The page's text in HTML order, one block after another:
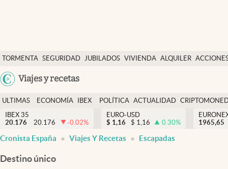
TORMENTA SEGURIDAD JUBILADOS VIVIENDA ALQUILER
USA
Viajes y recetas
Economía y finanzas
Política
Actualidad
Criptomonedas
España
ULTIMAS
NOTICIAS
ECONOMÍA
FINANZAS
IBEX
EURO
POLÍTICA ACTUALIDAD
IBEX 35
20.176
20.176 -0.02%
EURO-USD
$ 1,16 $ 1,16 0.30%
1965,65
Cronista España Viajes Y Recetas Escapadas
Destino único